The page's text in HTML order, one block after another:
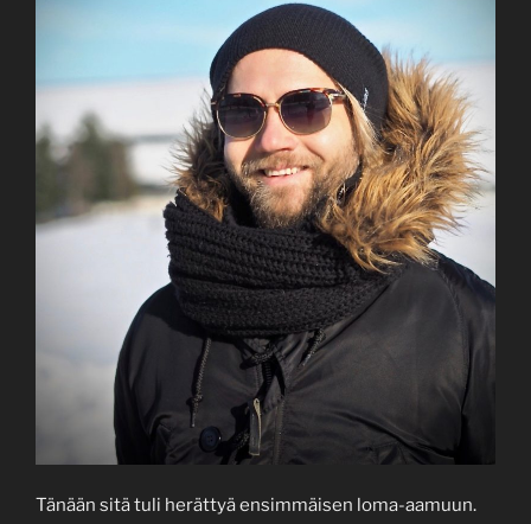
Tänään sitä tuli herättyä ensimmäisen loma-aamuun.